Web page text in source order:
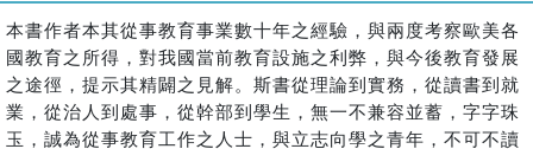
本書作者本其從事教育事業數十年之經驗，與兩度考察歐美各
國教育之所得，對我國當前教育設施之利弊，與今後教育發展
之途徑，提示其精闢之見解。斯書從理論到實務，從讀書到就
業，從治人到處事，從幹部到學生，無一不兼容並蓄，字字珠
玉，誠為從事教育工作之人士，與立志向學之青年，不可不讀